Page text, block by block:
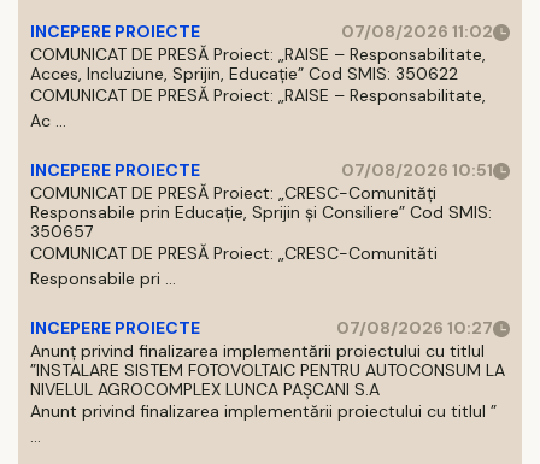
INCEPERE PROIECTE
07/08/2026 11:02
COMUNICAT DE PRESĂ Proiect: „RAISE – Responsabilitate,
Acces, Incluziune, Sprijin, Educație” Cod SMIS: 350622
COMUNICAT DE PRESĂ Proiect: „RAISE – Responsabilitate,
Ac ...
INCEPERE PROIECTE
07/08/2026 10:51
COMUNICAT DE PRESĂ Proiect: „CRESC-Comunități
Responsabile prin Educație, Sprijin și Consiliere” Cod SMIS:
350657
COMUNICAT DE PRESĂ Proiect: „CRESC-Comunităti
Responsabile pri ...
INCEPERE PROIECTE
07/08/2026 10:27
Anunț privind finalizarea implementării proiectului cu titlul
”INSTALARE SISTEM FOTOVOLTAIC PENTRU AUTOCONSUM LA
NIVELUL AGROCOMPLEX LUNCA PAȘCANI S.A
Anunt privind finalizarea implementării proiectului cu titlul ”
...